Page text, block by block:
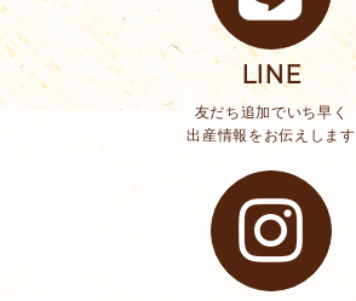
LINE
友だち追加でいち早く
出産情報をお伝えします